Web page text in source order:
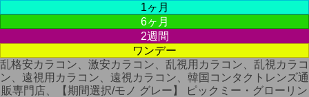
1ヶ月
6ヶ月
2週間
ワンデー
乱格安カラコン、激安カラコン、乱視用カラコン、乱視カラコ
ン、遠視用カラコン、遠視カラコン、韓国コンタクトレンズ通
販専門店、【期間選択/モノ グレー】 ピックミー・グローリン